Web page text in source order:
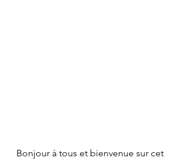
Bonjour à tous et bienvenue sur cet